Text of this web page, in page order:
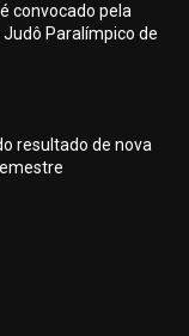
convocado pela
Paralímpico de
resultado de nova